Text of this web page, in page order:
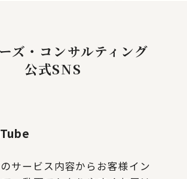
ズ・コンサルティング
公式SNS
サービス内容からお客様イン